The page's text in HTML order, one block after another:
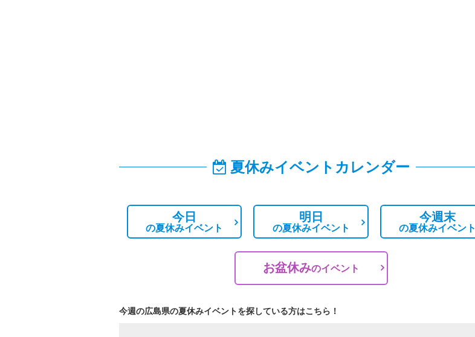
夏休みイベントカレンダー
今日
の夏休みイベント
明日
の夏休みイベント
今週末
の夏休みイベント
お盆休みのイベント
今週の広島県の夏休みイベントを探している方はこちら！